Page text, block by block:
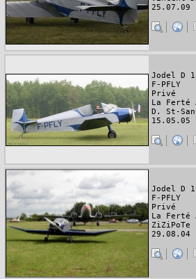
25.07.09
Jodel D
F-PFLY
Privé
La Ferté
D. St-
15.05.05
Jodel D
F-PFLY
Privé
La Ferté
ZiZiPoTe
29.08.04